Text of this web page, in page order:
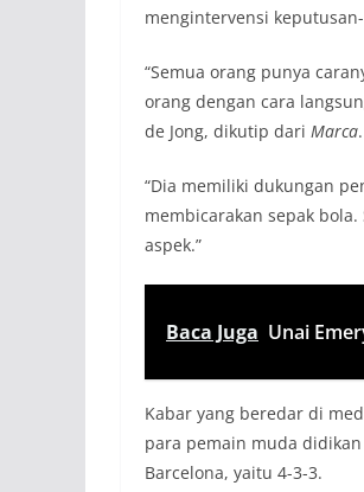
mengintervensi
“Semua orang punya
orang dengan cara
de Jong, dikutip dari Marca.
“Dia memiliki dukungan
membicarakan sepak
aspek.”
Baca Juga Unai
Kabar yang beredar di
para pemain muda
Barcelona, yaitu 4-3-3.